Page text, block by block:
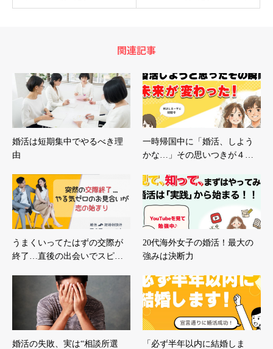
関連記事
婚活は短期集中でやるべき理
由
一時帰国中に「婚活、しよう
かな…」その思いつきが４…
うまくいってたはずの交際が
終了…直後の出会いでスピ…
20代海外女子の婚活！最大の
強みは決断力
婚活の失敗、実は“相談所選
「必ず半年以内に結婚しま